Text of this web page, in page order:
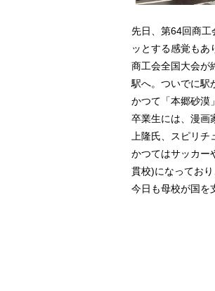
先日、第64回商工
ッとする感覚もあ
商工会全国大会が
駅へ。ついでに駅
かつて「本郷砂漠
卒業生には、漫画
上隆氏、スピリチ
かつてはサッカー
貫校)になってお
今日も母校が国を